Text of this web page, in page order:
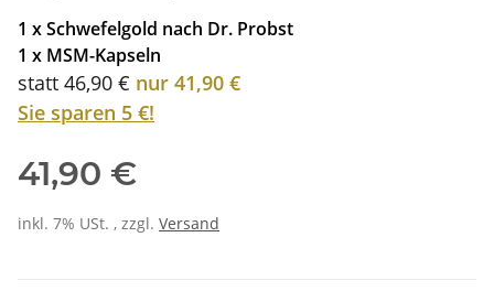
1 x Schwefelgold nach Dr. Probst
1 x MSM-Kapseln
statt 46,90 € nur 41,90 €
Sie sparen 5 €!
41,90 €
inkl. 7% USt. , zzgl. Versand